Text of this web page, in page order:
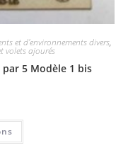
et d'environnements divers,
volets ajourés
5 Modèle 1 bis